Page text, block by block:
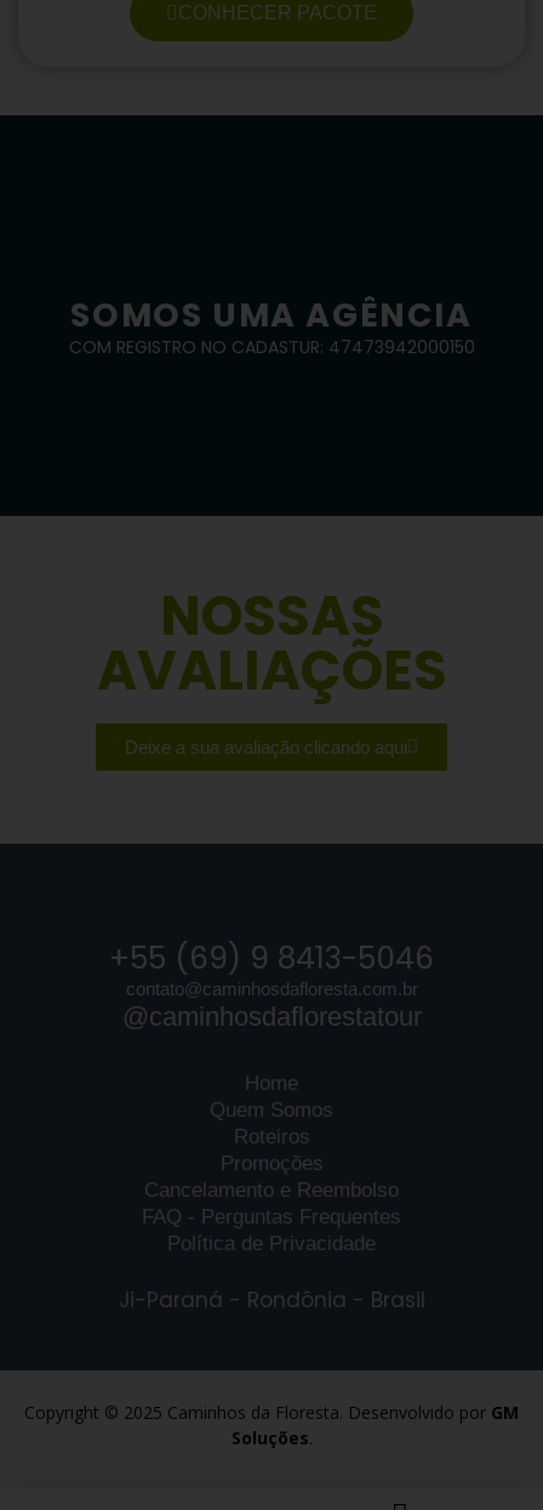
CONHECER PACOTE
SOMOS UMA AGÊNCIA
COM REGISTRO NO CADASTUR: 47473942000150
NOSSAS
AVALIAÇÕES
Deixe a sua avaliação clicando aqui
+55 (69) 9 8413-5046
contato@caminhosdafloresta.com.br
@caminhosdaflorestatour
Home
Quem Somos
Roteiros
Promoções
Cancelamento e Reembolso
FAQ - Perguntas Frequentes
Política de Privacidade
Ji-Paraná - Rondônia - Brasil
Copyright © 2025 Caminhos da Floresta. Desenvolvido por GM
Soluções.